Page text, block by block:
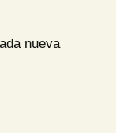
nueva